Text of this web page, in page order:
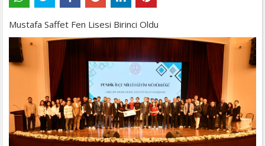
Mustafa Saffet Fen Lisesi Birinci Oldu